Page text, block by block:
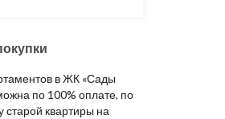
в ЖК «Сады
по 100% оплате, по
старой квартиры на